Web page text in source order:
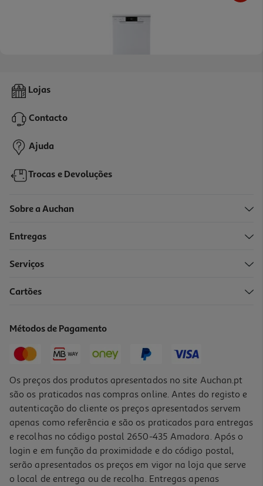
Máquina De Lavar Loiça Qilive Q.6347 Branca 14 Conjuntos Classe
C
359,99 €
Lojas
Contacto
Ajuda
Trocas e Devoluções
Sobre a Auchan
Entregas
Serviços
Cartões
Métodos de Pagamento
Os preços dos produtos apresentados no site Auchan.pt
são os praticados nas compras online. Antes do registo e
autenticação do cliente os preços apresentados servem
apenas como referência e são os praticados para entregas
e recolhas no código postal 2650-435 Amadora. Após o
login e em função da proximidade e do código postal,
serão apresentados os preços em vigor na loja que serve
o local de entrega ou de recolha. Entregas apenas